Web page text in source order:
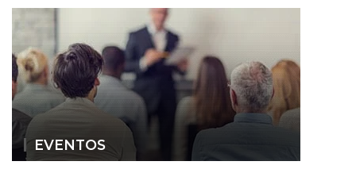
EVENTOS